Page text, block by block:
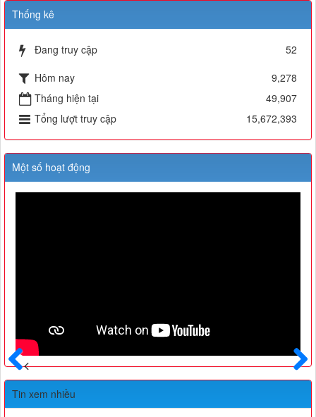
Thống kê
Đang truy cập
52
Hôm nay
9,278
Tháng hiện tại
49,907
Tổng lượt truy cập
15,672,393
Một số hoạt động
Sau
Trước
Tin xem nhiều